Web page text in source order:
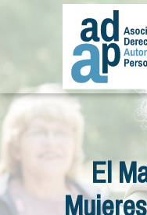
El